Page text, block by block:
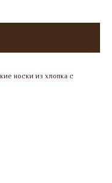
носки из хлопка c